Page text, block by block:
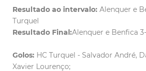
Resultado ao intervalo: Alenquer e
Turquel
Resultado Final:Alenquer e Benfica
Golos: HC Turquel - Salvador André,
Xavier Lourenço;